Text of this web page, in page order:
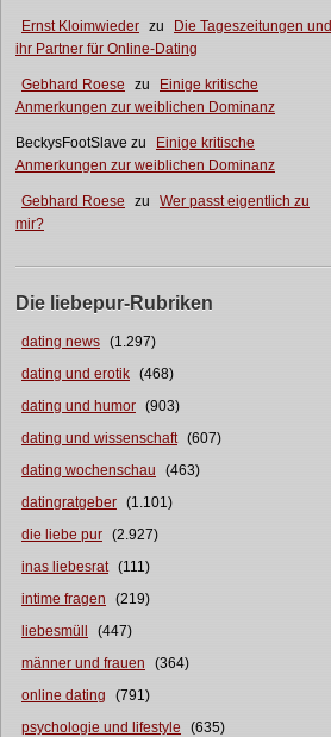
Ernst Kloimwieder zu
Die Tageszeitungen und
ihr Partner für Online-Dating
Gebhard Roese zu
Einige kritische
Anmerkungen zur weiblichen Dominanz
BeckysFootSlave zu
Einige kritische
Anmerkungen zur weiblichen Dominanz
Gebhard Roese zu
Wer passt eigentlich zu
mir?
Die liebepur-Rubriken
dating news (1.297)
dating und erotik (468)
dating und humor (903)
dating und wissenschaft (607)
dating wochenschau
(463)
datingratgeber (1.101)
die liebe pur (2.927)
inas liebesrat (111)
intime fragen
(219)
liebesmüll
(447)
männer und frauen
(364)
online dating
(791)
psychologie und lifestyle
(635)